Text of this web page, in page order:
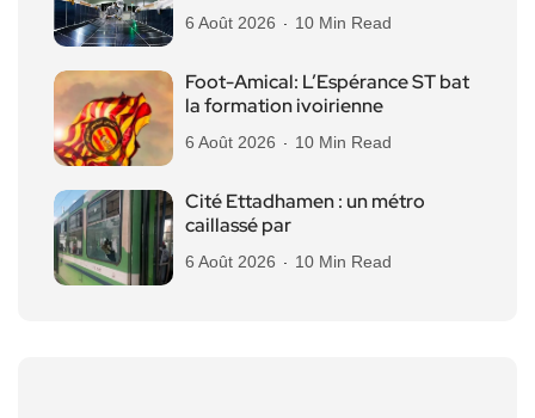
6 Août 2026 10 Min Read
Foot-Amical: L’Espérance ST bat
la formation ivoirienne
6 Août 2026 10 Min Read
Cité Ettadhamen : un métro
caillassé par
6 Août 2026 10 Min Read